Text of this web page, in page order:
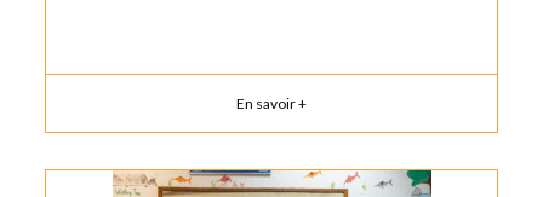
En savoir +